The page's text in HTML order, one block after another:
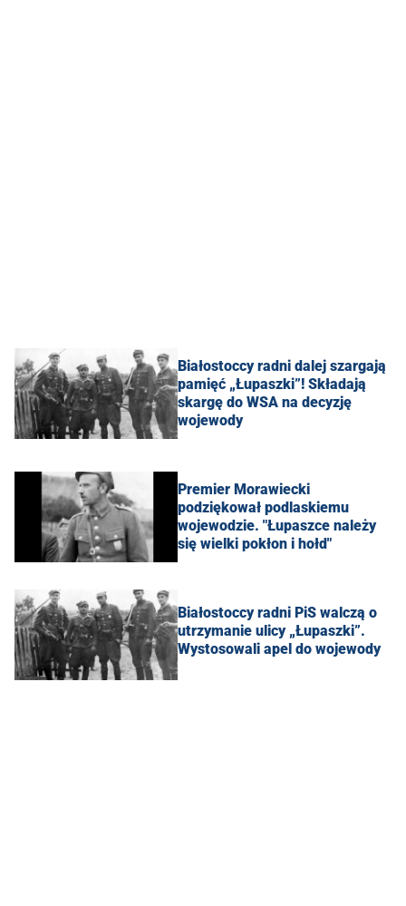
Białostoccy radni dalej szargają
pamięć „Łupaszki”! Składają
skargę do WSA na decyzję
wojewody
Premier Morawiecki
podziękował podlaskiemu
wojewodzie. "Łupaszce należy
się wielki pokłon i hołd"
Białostoccy radni PiS walczą o
utrzymanie ulicy „Łupaszki”.
Wystosowali apel do wojewody